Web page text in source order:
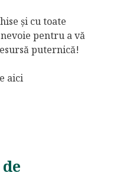
și cu toate
pentru a vă
puternică!
aici